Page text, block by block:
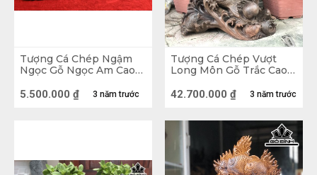
và gia đình.
Tượng Cá Chép Ngậm
Ngọc Gỗ Ngọc Am Cao
3 năm trước
5.500.000 ₫
Tượng Cá Chép Vượt
Long Môn Gỗ Trắc Cao
3 năm trước
42.700.000 ₫